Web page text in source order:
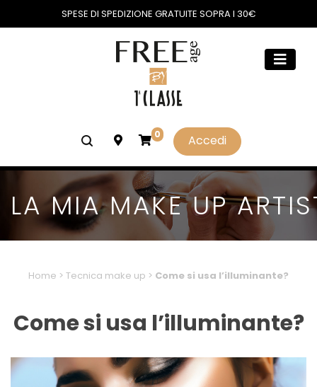
SPESE DI SPEDIZIONE GRATUITE SOPRA I 30€
0 Accedi
LA MIA MAKE UP
Home > Tecnica make up > Come si usa l’illuminante?
Come si usa l’illuminante?